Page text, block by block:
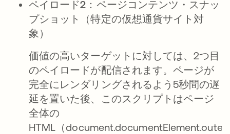
ペイロード2：ページコンテンツ・スナッ
プショット（特定の仮想通貨サイト対
象）
価値の高いターゲットに対しては、2つ目
のペイロードが配信されます。ページが
完全にレンダリングされるよう5秒間の遅
延を置いた後、このスクリプトはページ
全体の
HTML（